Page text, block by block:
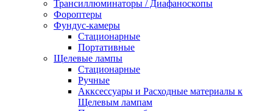
Трансиллюминаторы / Диафаноскопы
Фороптеры
Фундус-камеры
Стационарные
Портативные
Щелевые лампы
Стационарные
Ручные
Акксессуары и Расходные материалы к
Щелевым лампам